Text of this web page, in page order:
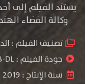
يستند الفيلم إلى
وكالة الفضاء
تصنيف الفيلم :
جودة الفيلم :DL
سنة الإنتاج : 2019